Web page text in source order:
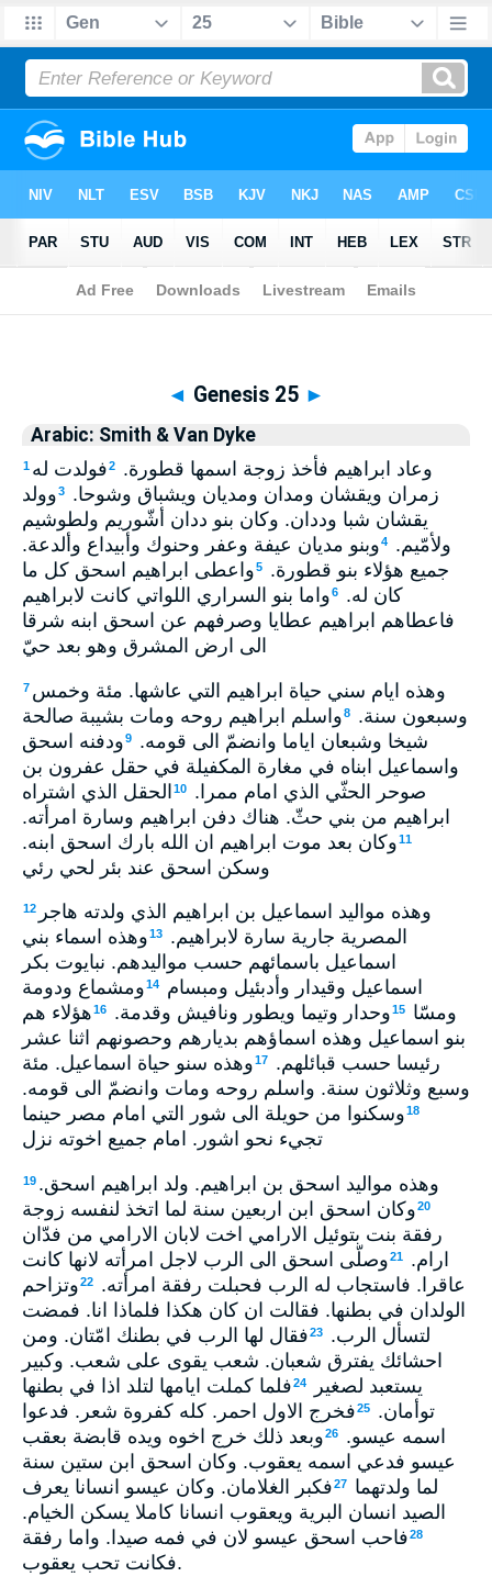
Biblia>Arabic: Smith & Van Dyke > Genesis 25
◄ Genesis 25 ►
Arabic: Smith & Van Dyke
1 وعاد ابراهيم فأخذ زوجة اسمها قطورة. 2فولدت له
زمران ويقشان ومدان ومديان ويشباق وشوحا.
3وولد
يقشان شبا وددان. وكان بنو ددان أشّوريم ولطوشيم
ولأمّيم.
4وبنو مديان عيفة وعفر وحنوك وأبيداع وألدعة.
جميع هؤلاء بنو قطورة.
5واعطى ابراهيم اسحق كل ما
كان له.
6واما بنو السراري اللواتي كانت لابراهيم
فاعطاهم ابراهيم عطايا وصرفهم عن اسحق ابنه شرقا
الى ارض المشرق وهو بعد حيّ
7 وهذه ايام سني حياة ابراهيم التي عاشها. مئة وخمس
وسبعون سنة.
8واسلم ابراهيم روحه ومات بشيبة صالحة
شيخا وشبعان اياما وانضمّ الى قومه.
9ودفنه اسحق
واسماعيل ابناه في مغارة المكفيلة في حقل عفرون بن
صوحر الحثّي الذي امام ممرا.
10الحقل الذي اشتراه
ابراهيم من بني حثّ. هناك دفن ابراهيم وسارة امرأته.
11وكان بعد موت ابراهيم ان الله بارك اسحق ابنه.
وسكن اسحق عند بئر لحي رئي
12 وهذه مواليد اسماعيل بن ابراهيم الذي ولدته هاجر
المصرية جارية سارة لابراهيم.
13وهذه اسماء بني
اسماعيل باسمائهم حسب مواليدهم. نبايوت بكر
اسماعيل وقيدار وأدبئيل ومبسام
14ومشماع ودومة
ومسّا
15وحدار وتيما ويطور ونافيش وقدمة. 16هؤلاء هم
بنو اسماعيل وهذه اسماؤهم بديارهم وحصونهم اثنا عشر
رئيسا حسب قبائلهم.
17وهذه سنو حياة اسماعيل. مئة
وسبع وثلاثون سنة. واسلم روحه ومات وانضمّ الى قومه.
18وسكنوا من حويلة الى شور التي امام مصر حينما
تجيء نحو اشور. امام جميع اخوته نزل
19 وهذه مواليد اسحق بن ابراهيم. ولد ابراهيم اسحق.
20وكان اسحق ابن اربعين سنة لما اتخذ لنفسه زوجة
رفقة بنت بتوئيل الارامي اخت لابان الارامي من فدّان
ارام.
21وصلّى اسحق الى الرب لاجل امرأته لانها كانت
عاقرا. فاستجاب له الرب فحبلت رفقة امرأته.
22وتزاحم
الولدان في بطنها. فقالت ان كان هكذا فلماذا انا. فمضت
لتسأل الرب.
23فقال لها الرب في بطنك امّتان. ومن
احشائك يفترق شعبان. شعب يقوى على شعب. وكبير
يستعبد لصغير
24فلما كملت ايامها لتلد اذا في بطنها
توأمان.
25فخرج الاول احمر. كله كفروة شعر. فدعوا
اسمه عيسو.
26وبعد ذلك خرج اخوه ويده قابضة بعقب
عيسو فدعي اسمه يعقوب. وكان اسحق ابن ستين سنة
لما ولدتهما
27فكبر الغلامان. وكان عيسو انسانا يعرف
الصيد انسان البرية ويعقوب انسانا كاملا يسكن الخيام.
28فاحب اسحق عيسو لان في فمه صيدا. واما رفقة
فكانت تحب يعقوب.